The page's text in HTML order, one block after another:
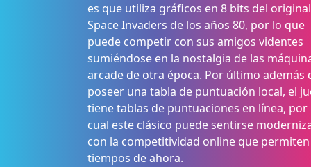
es que utiliza gráficos en 8 bits del original
Space Invaders de los años 80, por lo que
puede competir con sus amigos videntes
sumiéndose en la nostalgia de las
arcade de otra época. Por último además
poseer una tabla de puntuación local, el
tiene tablas de puntuaciones en línea, por
cual este clásico puede sentirse
con la competitividad online que
tiempos de ahora.